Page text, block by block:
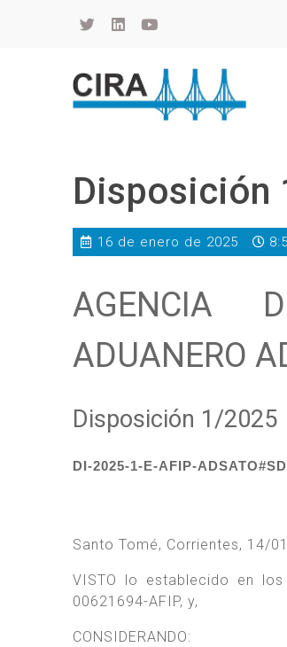
Disposición
16 de enero de 2025
AGENCIA
ADUANERO
Disposición 1/2025
DI-2025-1-E-AFIP-
Santo Tomé, Corrientes, 14/
VISTO lo establecido en
00621694-AFIP, y,
CONSIDERANDO: